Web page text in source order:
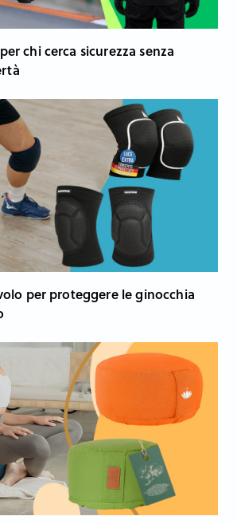
chi cerca sicurezza senza
per proteggere le ginocchia